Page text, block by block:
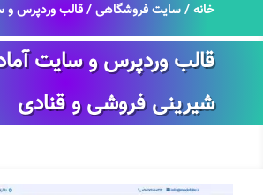
خانه/سایت فروشگاهی/ قالب وردپرس و
شیرینی فروشی و قنادی
قالب وردپرس و سایت
شیرینی فروشی و قنادی